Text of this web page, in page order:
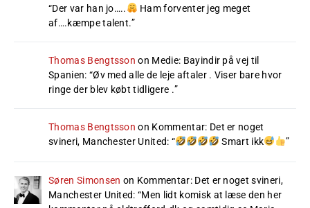
“Der var han jo…..
Ham forventer jeg meget
af….kæmpe talent.”
Thomas Bengtsson on Medie: Bayindir på vej til
Spanien: “Øv med alle de leje aftaler . Viser bare hvor
ringe der blev købt tidligere .”
Thomas Bengtsson on Kommentar: Det er noget
svineri, Manchester United: “ Smart ikk ”
Søren Simonsen on Kommentar: Det er noget svineri,
Manchester United: “Men lidt komisk at læse den her